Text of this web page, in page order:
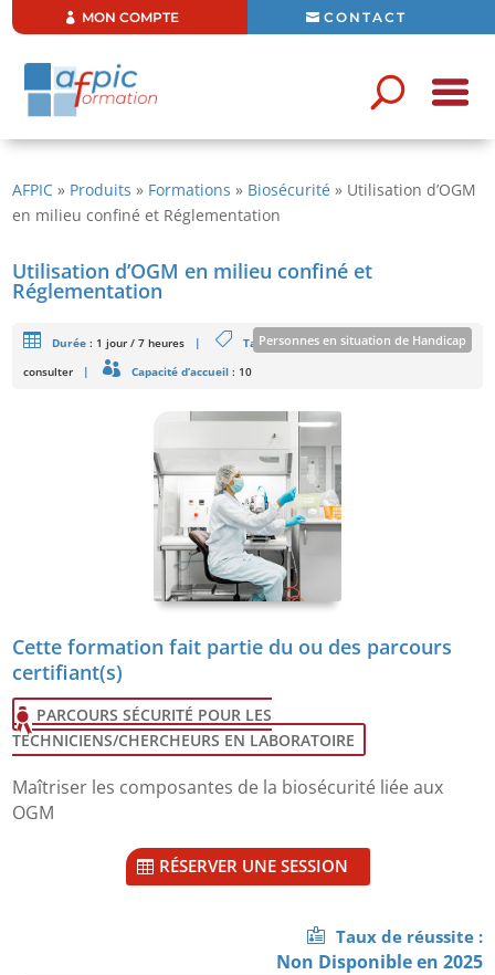
CONTACT
MON COMPTE
AFPIC » Produits » Formations » Biosécurité » Utilisation d’OGM
en milieu confiné et Réglementation
Utilisation d’OGM en milieu confiné et
Réglementation
Durée : 1 jour / 7 heures | Tarifs: 510 € HT/Stagiaire - Intra : Nous
consulter
| Capacité d’accueil : 10
Personnes en situation de Handicap
Formation ouverte aux personnes en situation de handicap sous
Cette formation fait partie du ou des parcours
certifiant(s)
PARCOURS SÉCURITÉ POUR LES
TECHNICIENS/CHERCHEURS EN LABORATOIRE
Maîtriser les composantes de la biosécurité liée aux
OGM
RÉSERVER UNE SESSION
Taux de réussite :
Non Disponible en 2025